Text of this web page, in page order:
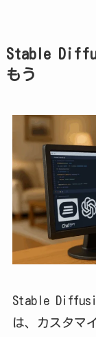
Stable
もう
Stable
は、カスタマ